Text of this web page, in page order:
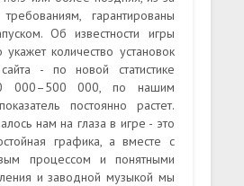
требованиям, гарантированы
Об известности игры
количество установок
- по новой статистике
000–500 000, по нашим
постоянно растет.
нам на глаза в игре - это
графика, а вместе с
процессом и понятными
и заводной музыкой мы